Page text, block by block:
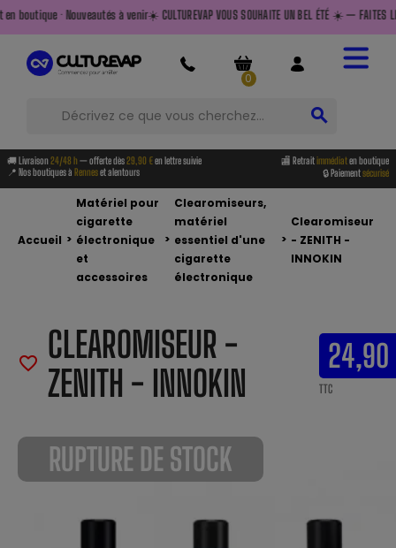
à venir☀️ CULTUREVAP VOUS SOUHAITE UN BEL ÉTÉ ☀️ — FAITES LE PLEIN
0
search
🚚 Livraison24/48 h — offerte dès29,90 €en lettre suivie 🏬 Retraitimmédiaten boutique
📍 Nos boutiques à Renneset alentours 🔒 Paiementsécurisé
Accueil >
Matériel pour
cigarette
électronique
et
accessoires
>
Clearomiseurs,
matériel
essentiel d'une
cigarette
électronique
>
Clearomiseur
- ZENITH -
INNOKIN
RUPTURE DE STOCK
favorite_border CLEAROMISEUR -
ZENITH - INNOKIN
TTC